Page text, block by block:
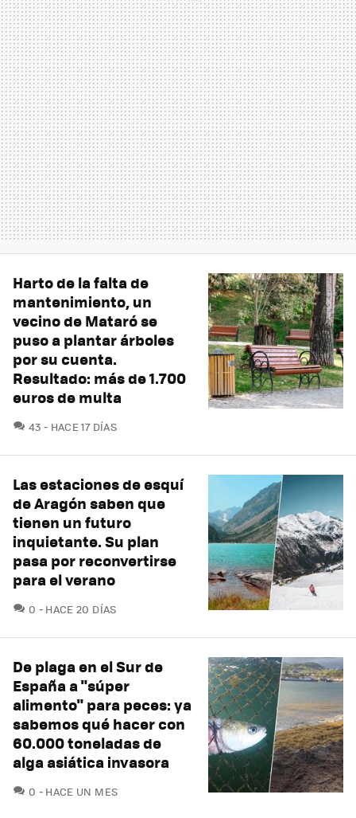
Harto de la falta de
mantenimiento, un
vecino de Mataró se
puso a plantar árboles
por su cuenta.
Resultado: más de 1.700
euros de multa
43 COMENTARIOS
HACE 17 DÍAS
Las estaciones de esquí
de Aragón saben que
tienen un futuro
inquietante. Su plan
pasa por reconvertirse
para el verano
0 COMENTARIOS
HACE 20 DÍAS
De plaga en el Sur de
España a "súper
alimento" para peces: ya
sabemos qué hacer con
60.000 toneladas de
alga asiática invasora
0 COMENTARIOS
HACE UN MES